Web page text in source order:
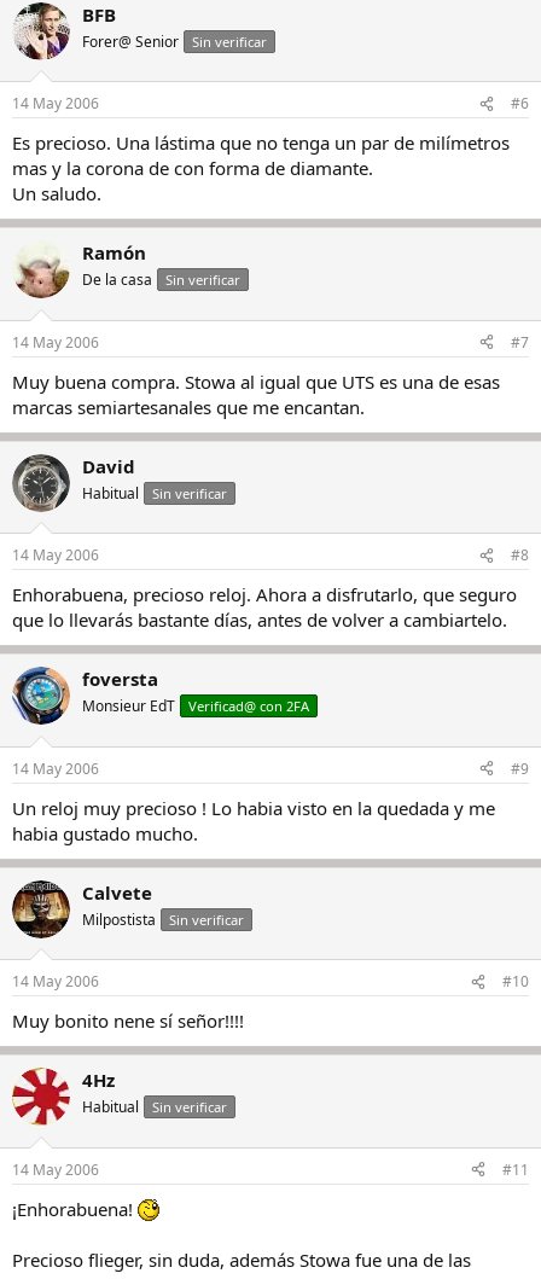
BFB
Forer@ Senior Sin verificar
14 May 2006 #6
Es precioso. Una lástima que no tenga un par de milímetros
mas y la corona de con forma de diamante.
Un saludo.
Ramón
De la casa Sin verificar
14 May 2006 #7
Muy buena compra. Stowa al igual que UTS es una de esas
marcas semiartesanales que me encantan.
David
Habitual Sin verificar
14 May 2006 #8
Enhorabuena, precioso reloj. Ahora a disfrutarlo, que seguro
que lo llevarás bastante días, antes de volver a cambiartelo.
foversta
Monsieur EdT Verificad@ con 2FA
14 May 2006 #9
Un reloj muy precioso ! Lo habia visto en la quedada y me
habia gustado mucho.
Calvete
Milpostista Sin verificar
14 May 2006 #10
Muy bonito nene sí señor!!!!
4Hz
Habitual Sin verificar
14 May 2006 #11
¡Enhorabuena!
Precioso flieger, sin duda, además Stowa fue una de las